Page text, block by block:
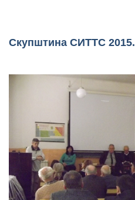
Скупштина СИТТС 2015.